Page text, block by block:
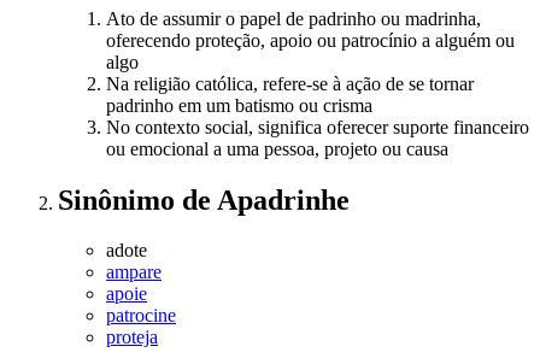
Ato de assumir o papel de padrinho ou madrinha,
oferecendo proteção, apoio ou patrocínio a alguém ou
algo
Na religião católica, refere-se à ação de se tornar
padrinho em um batismo ou crisma
No contexto social, significa oferecer suporte financeiro
ou emocional a uma pessoa, projeto ou causa
Sinônimo de Apadrinhe
adote
ampare
apoie
patrocine
proteja